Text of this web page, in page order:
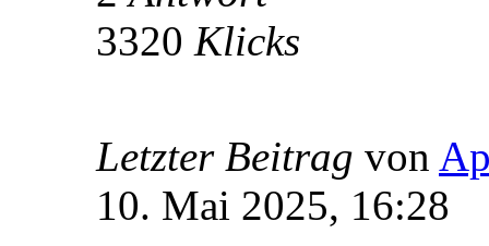
3320 Klicks
Letzter Beitrag von
10. Mai 2025, 16:28